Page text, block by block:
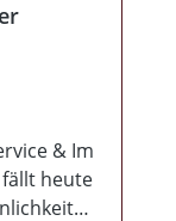
& Im
heute